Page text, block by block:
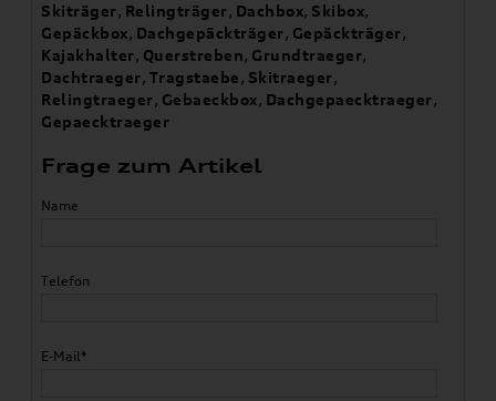
Skiträger, Relingträger, Dachbox, Skibox,
Gepäckbox, Dachgepäckträger, Gepäckträger,
Kajakhalter, Querstreben, Grundtraeger,
Dachtraeger, Tragstaebe, Skitraeger,
Relingtraeger, Gebaeckbox, Dachgepaecktraeger,
Gepaecktraeger
Frage zum Artikel
Name
Telefon
E-Mail*